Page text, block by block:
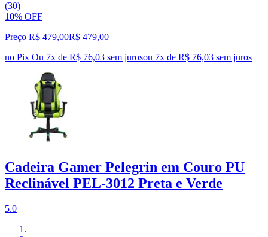
(30)
10% OFF
Preço R$ 479,00R$ 479,00
no Pix Ou 7x de R$ 76,03 sem jurosou 7x de R$ 76,03 sem juros
Cadeira Gamer Pelegrin em Couro PU
Reclinável PEL-3012 Preta e Verde
5.0